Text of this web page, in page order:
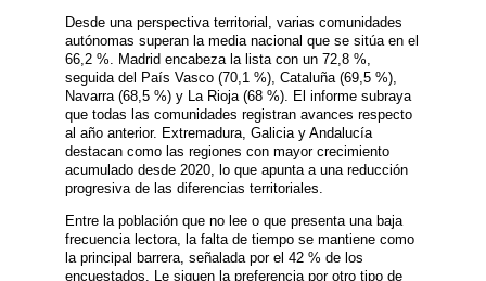
Desde una perspectiva territorial, varias comunidades
autónomas superan la media nacional que se sitúa en el
66,2 %. Madrid encabeza la lista con un 72,8 %,
seguida del País Vasco (70,1 %), Cataluña (69,5 %),
Navarra (68,5 %) y La Rioja (68 %). El informe subraya
que todas las comunidades registran avances respecto
al año anterior. Extremadura, Galicia y Andalucía
destacan como las regiones con mayor crecimiento
acumulado desde 2020, lo que apunta a una reducción
progresiva de las diferencias territoriales.
Entre la población que no lee o que presenta una baja
frecuencia lectora, la falta de tiempo se mantiene como
la principal barrera, señalada por el 42 % de los
encuestados. Le siguen la preferencia por otro tipo de